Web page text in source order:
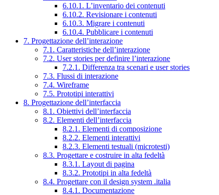
6.10.1. L’inventario dei contenuti
6.10.2. Revisionare i contenuti
6.10.3. Migrare i contenuti
6.10.4. Pubblicare i contenuti
7. Progettazione dell’interazione
7.1. Caratteristiche dell’interazione
7.2. User stories per definire l’interazione
7.2.1. Differenza tra scenari e user stories
7.3. Flussi di interazione
7.4. Wireframe
7.5. Prototipi interattivi
8. Progettazione dell’interfaccia
8.1. Obiettivi dell’interfaccia
8.2. Elementi dell’interfaccia
8.2.1. Elementi di composizione
8.2.2. Elementi interattivi
8.2.3. Elementi testuali (microtesti)
8.3. Progettare e costruire in alta fedeltà
8.3.1. Layout di pagina
8.3.2. Prototipi in alta fedeltà
8.4. Progettare con il design system .italia
8.4.1. Documentazione